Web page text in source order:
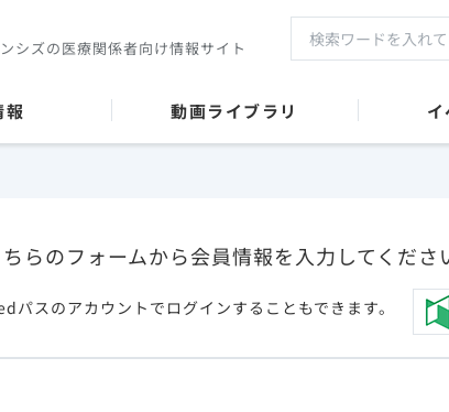
シズの医療関係者向け情報サイト
報 動画ライブラリ
ちらのフォームから会員情報を入力してくださ
スのアカウントでログインすることもできます。